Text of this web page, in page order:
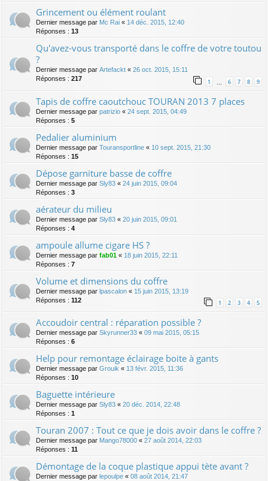
Grincement ou élément roulant
Dernier message par Mc Rai « 14 déc. 2015, 12:40
Réponses : 13
Qu'avez-vous transporté dans le coffre de votre toutou
?
Dernier message par Artefackt « 26 oct. 2015, 15:11
Réponses : 217 1 6 7 8 9
Tapis de coffre caoutchouc TOURAN 2013 7 places
Dernier message par patrizio « 24 sept. 2015, 04:49
Réponses : 5
Pedalier aluminium
Dernier message par Touransportline « 10 sept. 2015, 21:30
Réponses : 15
Dépose garniture basse de coffre
Dernier message par Sly83 « 24 juin 2015, 09:04
Réponses : 3
aérateur du milieu
Dernier message par Sly83 « 20 juin 2015, 09:01
Réponses : 4
ampoule allume cigare HS ?
Dernier message par fab01 « 18 juin 2015, 22:11
Réponses : 7
Volume et dimensions du coffre
Dernier message par lpascalon « 15 juin 2015, 13:19
Réponses : 112 1 2 3 4 5
Accoudoir central : réparation possible ?
Dernier message par Skyrunner33 « 09 mai 2015, 05:15
Réponses : 6
Help pour remontage éclairage boite à gants
Dernier message par Grouik « 13 févr. 2015, 11:36
Réponses : 10
Baguette intérieure
Dernier message par Sly83 « 20 déc. 2014, 22:48
Réponses : 1
Touran 2007 : Tout ce que je dois avoir dans le coffre ?
Dernier message par Mango78000 « 27 août 2014, 22:03
Réponses : 11
Démontage de la coque plastique appui tète avant ?
Dernier message par lepoulpe « 08 août 2014, 21:47